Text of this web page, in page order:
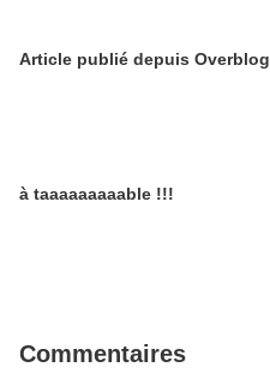
Article publié depuis Overblog
à taaaaaaaaable !!!
Commentaires